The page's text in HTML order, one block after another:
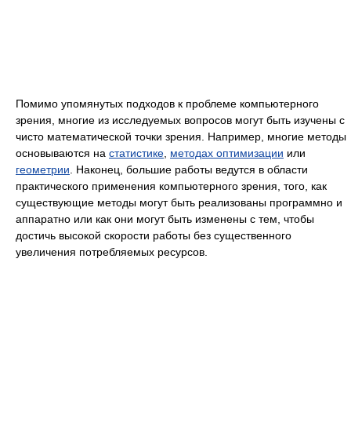
Помимо упомянутых подходов к проблеме компьютерного
зрения, многие из исследуемых вопросов могут быть изучены с
чисто математической точки зрения. Например, многие методы
основываются на статистике методах оптимизации или
геометрии . Наконец, большие работы ведутся в области
практического применения компьютерного зрения, того, как
существующие методы могут быть реализованы программно и
аппаратно или как они могут быть изменены с тем, чтобы
достичь высокой скорости работы без существенного
увеличения потребляемых ресурсов.